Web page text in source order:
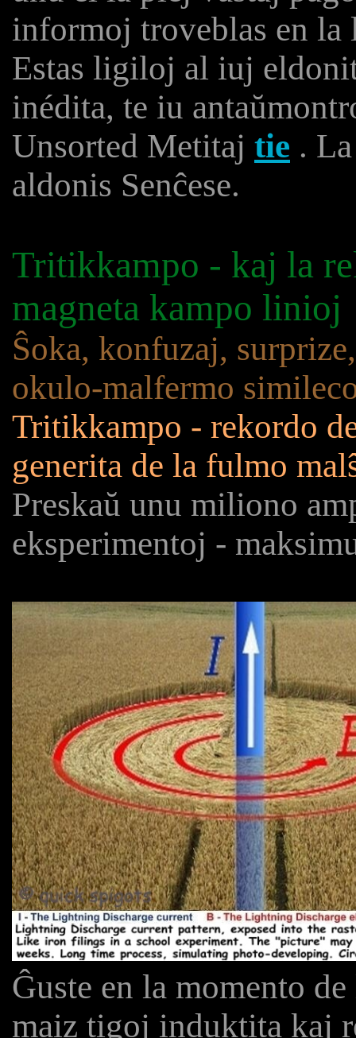
informoj troveblas en
Estas ligiloj al iuj
inédita, te iu
Unsorted Metitaj tie .
aldonis Senĉese.
Tritikkampo - kaj la
magneta kampo linioj
Ŝoka, konfuzaj,
okulo-malfermo
Tritikkampo - rekordo
generita de la fulmo
Preskaŭ unu miliono
eksperimentoj -
Ĝuste en la momento
maiz tigoj induktita kaj